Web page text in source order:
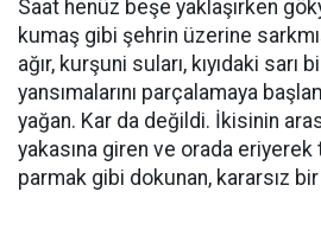
Saat henüz beşe yaklaşırken
kumaş gibi şehrin üzerine
ağır, kurşuni suları, kıyıdaki sarı
yansımalarını parçalamaya
yağan. Kar da değildi. İkisinin
yakasına giren ve orada
parmak gibi dokunan, kararsız